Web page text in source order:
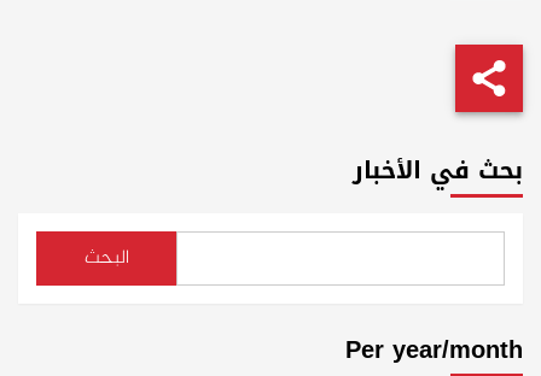
بحث في الأخبار
البحث
Per year/month